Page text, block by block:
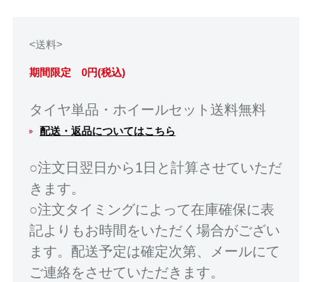
<送料>
期間限定 0円(税込)
タイヤ単品・ホイールセット送料無料
配送・返品についてはこちら
○注文日翌日から1日と計算させていただ
きます。
○注文タイミングによって在庫確保に表
記よりもお時間をいただく場合がござい
ます。配送予定は確定次第、メールにて
ご連絡をさせていただきます。